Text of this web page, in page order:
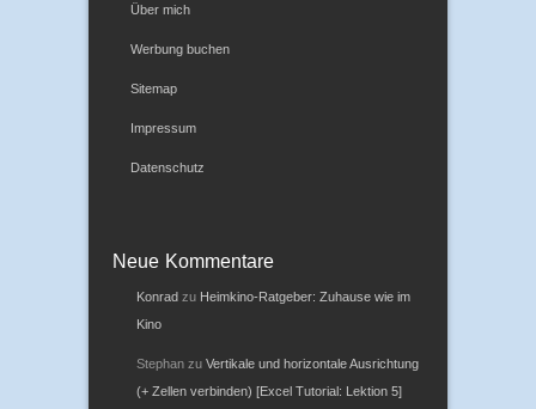
Über mich
Werbung buchen
Sitemap
Impressum
Datenschutz
Neue Kommentare
Konrad zu Heimkino-Ratgeber: Zuhause wie im
Kino
Stephan zu Vertikale und horizontale Ausrichtung
(+ Zellen verbinden) [Excel Tutorial: Lektion 5]